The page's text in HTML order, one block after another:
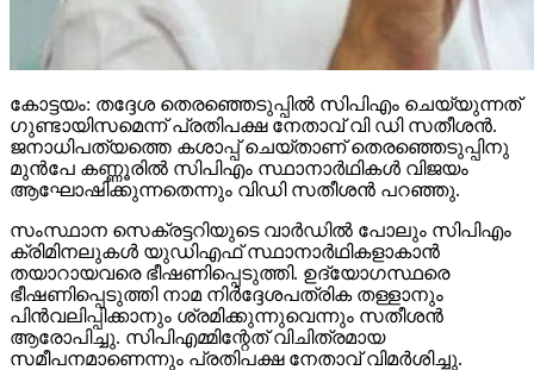
കോട്ടയം: തദ്ദേശ തെരഞ്ഞെടുപ്പില്‍ സിപിഎം ചെയ്യുന്നത്
ഗുണ്ടായിസമെന്ന് പ്രതിപക്ഷ നേതാവ് വി ഡി സതീശന്‍.
ജനാധിപത്യത്തെ കശാപ്പ് ചെയ്താണ് തെരഞ്ഞെടുപ്പിനു
മുന്‍പേ കണ്ണൂരില്‍ സിപിഎം സ്ഥാനാര്‍ഥികള്‍ വിജയം
ആഘോഷിക്കുന്നതെന്നും വിഡി സതീശന്‍ പറഞ്ഞു.
സംസ്ഥാന സെക്രട്ടറിയുടെ വാര്‍ഡില്‍ പോലും സിപിഎം
ക്രിമിനലുകള്‍ യുഡിഎഫ് സ്ഥാനാര്‍ഥികളാകാന്‍
തയാറായവരെ ഭീഷണിപ്പെടുത്തി. ഉദ്യോഗസ്ഥരെ
ഭീഷണിപ്പെടുത്തി നാമ നിര്‍ദ്ദേശപത്രിക തള്ളാനും
പിന്‍വലിപ്പിക്കാനും ശ്രമിക്കുന്നുവെന്നും സതീശന്‍
ആരോപിച്ചു. സിപിഎമ്മിന്റേത് വിചിത്രമായ
സമീപനമാണെന്നും പ്രതിപക്ഷ നേതാവ് വിമര്‍ശിച്ചു.